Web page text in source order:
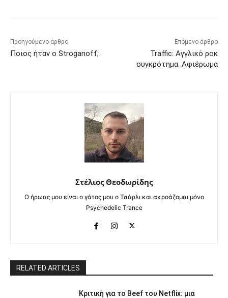
Προηγούμενο άρθρο
Ποιος ήταν ο Stroganoff;
Επόμενο άρθρο
Traffic: Αγγλικό ροκ
συγκρότημα. Αφιέρωμα
Στέλιος Θεοδωρίδης
Ο ήρωας μου είναι ο γάτος μου ο Τσάρλι και ακροάζομαι μόνο
Psychedelic Trance
RELATED ARTICLES
Κριτική για το Beef του Netflix: μια